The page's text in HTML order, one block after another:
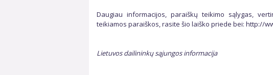
Daugiau informacijos, paraiškų teikimo sąlygas,
teikiamos paraiškos, rasite šio laiško priede bei: http://
Lietuvos dailininkų sąjungos informacija